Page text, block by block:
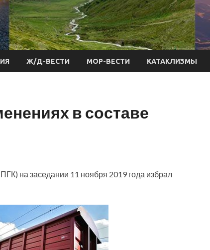
Ж/Д-ВЕСТИ МОР-ВЕСТИ КАТАКЛИЗМЫ
в составе
на заседании 11 ноября 2019 года избрал